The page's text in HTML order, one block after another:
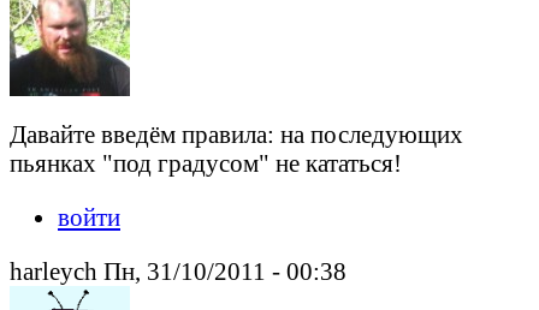
Давайте введём правила: на последующих
пьянках "под градусом" не кататься!
войти
harleych Пн, 31/10/2011 - 00:38